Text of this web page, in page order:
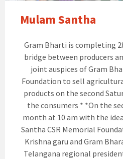
Mulam Santha
Gram Bharti is completing
bridge between producers
joint auspices of Gram
Foundation to sell
products on the second
the consumers * *On the
month at 10 am with the
Santha CSR Memorial
Krishna garu and Gram
Telangana regional